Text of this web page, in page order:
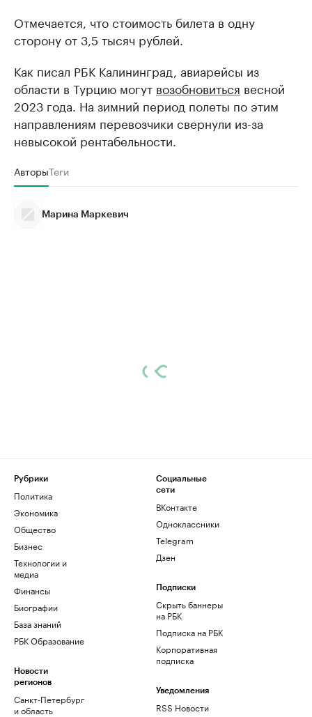
Отмечается, что стоимость билета в одну
сторону от 3,5 тысяч рублей.
Как писал РБК Калининград, авиарейсы из
области в Турцию могут возобновиться весной
2023 года. На зимний период полеты по этим
направлениям перевозчики свернули из-за
невысокой рентабельности.
АвторыТеги
Марина Маркевич
Рубрики
Политика
Экономика
Общество
Бизнес
Технологии и
медиа
Финансы
Биографии
База знаний
РБК Образование
Новости
регионов
Санкт-Петербург
и область
Социальные
сети
ВКонтакте
Одноклассники
Telegram
Дзен
Подписки
Скрыть баннеры
на РБК
Подписка на РБК
Корпоративная
подписка
Уведомления
RSS Новости